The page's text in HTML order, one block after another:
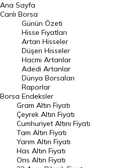
BIST 100 Hisseleri
En Çok Artan Hisseler
En Çok Düşen Hisseler
Hacmi Artanlar
Geçmiş Kapanışlar
Dünya Borsaları
Raporlar
Endeksler
DÖVİZ
Döviz Kuru
Ana Sayfa
Canlı Borsa
Borsa
Günün Özeti
Hisse Fiyatları
Artan Hisseler
Düşen Hisseler
Hacmi Artanlar
Adedi Artanlar
Dünya Borsaları
Raporlar
Endeksler
Gram Altın Fiyatı
Çeyrek Altın Fiyatı
Cumhuriyet Altını Fiyatı
Tam Altın Fiyatı
Yarım Altın Fiyatı
Has Altın Fiyatı
Ons Altın Fiyatı